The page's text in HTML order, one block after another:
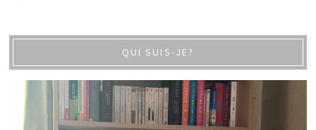
QUI SUIS-JE?